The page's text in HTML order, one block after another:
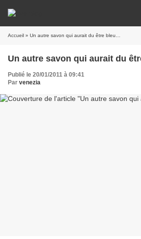
Accueil » Un autre savon qui aurait du être bleu…
Un autre savon qui aurait du
Publié le 20/01/2011 à 09:41
Par venezia